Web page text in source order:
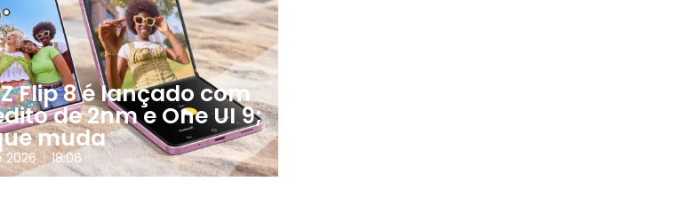
Flip 8 é lançado com
de 2nm e One UI 9;
muda
2026 18:06